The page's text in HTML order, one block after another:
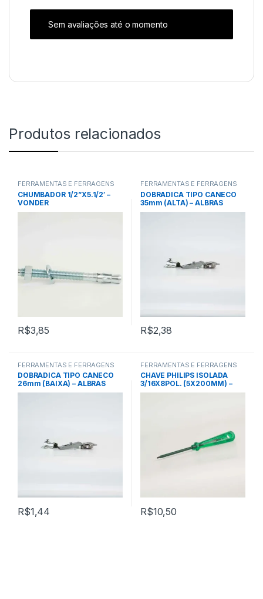
Sem avaliações até o momento
Produtos relacionados
FERRAMENTAS E FERRAGENS
CHUMBADOR 1/2”X5.1/2′ –
VONDER
R$3,85
FERRAMENTAS E FERRAGENS
DOBRADICA TIPO CANECO
35mm (ALTA) – ALBRAS
R$2,38
FERRAMENTAS E FERRAGENS
DOBRADICA TIPO CANECO
26mm (BAIXA) – ALBRAS
R$1,44
FERRAMENTAS E FERRAGENS
CHAVE PHILIPS ISOLADA
3/16X8POL. (5X200MM) –
TRAMONTINA
R$10,50